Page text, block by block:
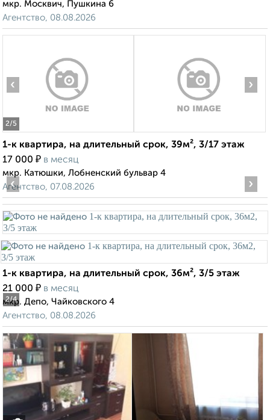
мкр. Москвич, Пушкина 6
Агентство, 08.08.2026
2/5
‹ ›
1-к квартира, на длительный срок, 39м², 3/17 этаж
17 000 ₽ в месяц
мкр. Катюшки, Лобненский бульвар 4
Агентство, 07.08.2026
2/4
‹ ›
1-к квартира, на длительный срок, 36м², 3/5 этаж
21 000 ₽ в месяц
мкр. Депо, Чайковского 4
Агентство, 08.08.2026